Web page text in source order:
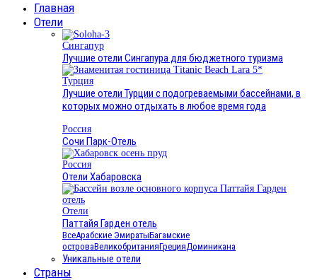
Главная
Отели
Сингапур
Лучшие отели Сингапура для бюджетного туризма
Турция
Лучшие отели Турции с подогреваемыми бассейнами, в
которых можно отдыхать в любое время года
Россия
Сочи Парк-Отель
Россия
Отели Хабаровска
Отели
Паттайя Гарден отель
ВсеАрабские ЭмиратыБагамские
островаВеликобританияГрецияДоминикана
Уникальные отели
Страны